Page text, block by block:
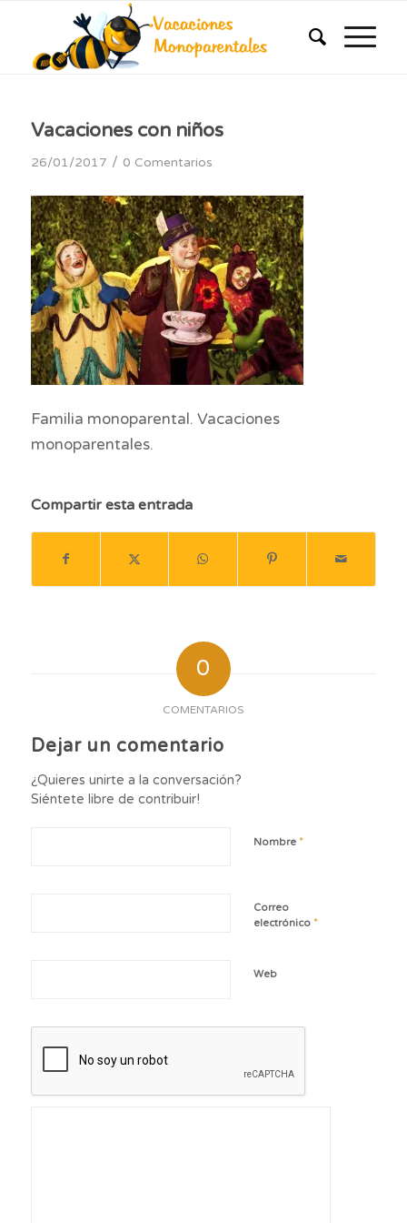
Vacaciones con niños
26/01/2017 / 0 Comentarios
Familia monoparental. Vacaciones
monoparentales.
Compartir esta entrada
0
COMENTARIOS
Dejar un comentario
¿Quieres unirte a la conversación?
Siéntete libre de contribuir!
Nombre *
Correo
electrónico *
Web